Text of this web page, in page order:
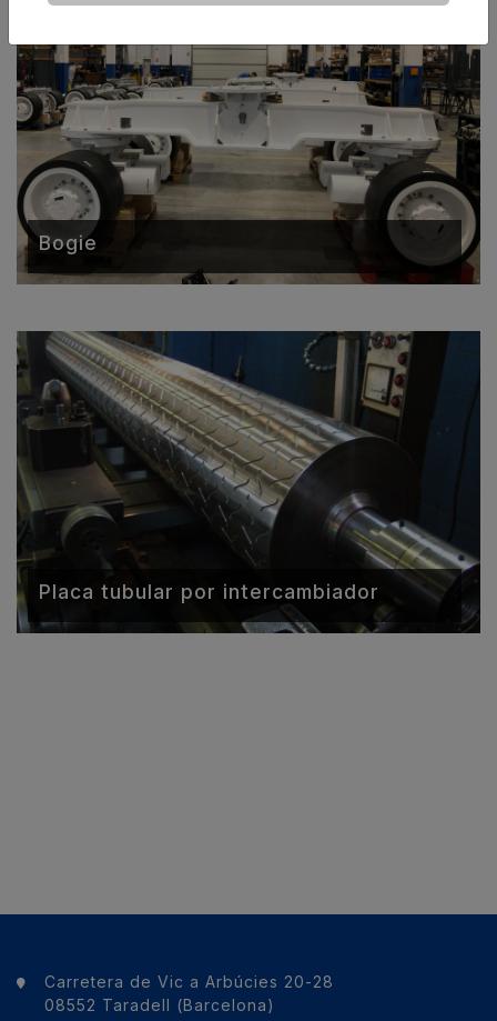
Bogie
Placa tubular por intercambiador
Carretera de Vic a Arbúcies 20-28
08552 Taradell (Barcelona)